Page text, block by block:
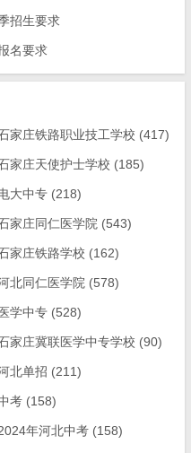
招生要求
名要求
家庄铁路职业技工学校 (417)
家庄天使护士学校 (185)
大中专 (218)
家庄同仁医学院 (543)
家庄铁路学校 (162)
北同仁医学院 (578)
医学中专 (528)
家庄冀联医学中专学校 (90)
北单招 (211)
考 (158)
年河北中考 (158)